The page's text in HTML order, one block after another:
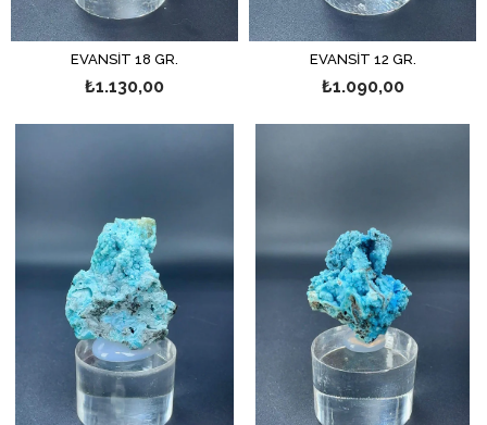
EVANSİT 18 GR.
₺1.130,00
EVANSİT 12 GR.
₺1.090,00